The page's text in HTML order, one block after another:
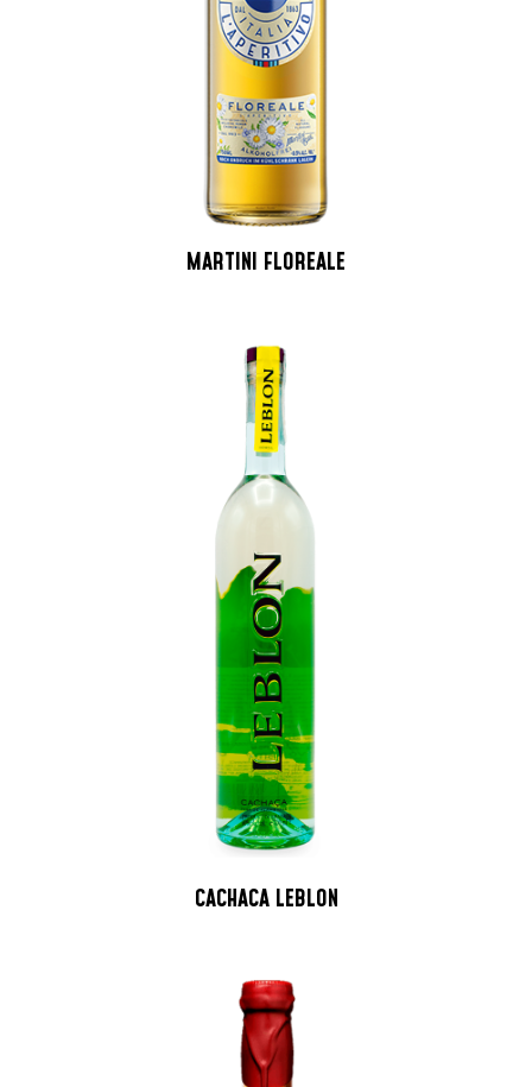
MARTINI FLOREALE
CACHACA LEBLON